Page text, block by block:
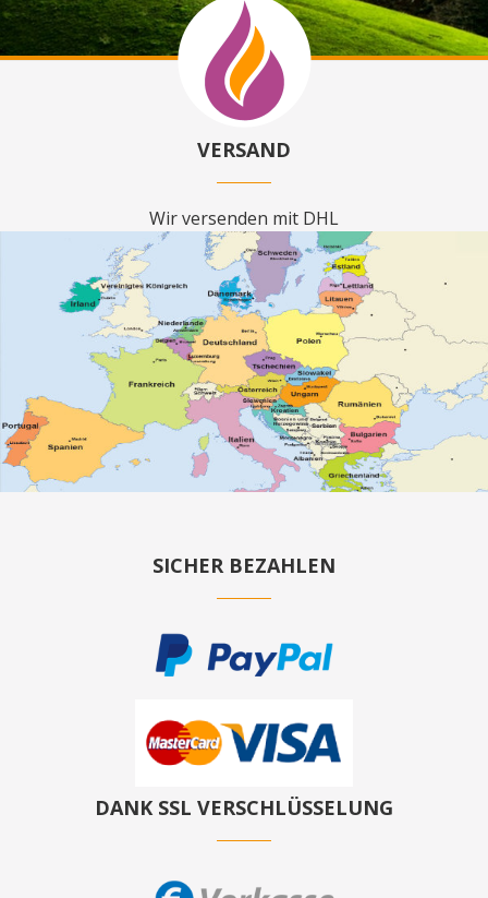
VERSAND
Wir versenden mit DHL
SICHER BEZAHLEN
DANK SSL VERSCHLÜSSELUNG